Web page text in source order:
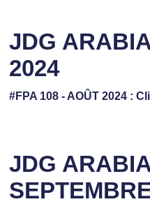
JDG
2024
#FPA 108 - AOÛT 2024 :
JDG